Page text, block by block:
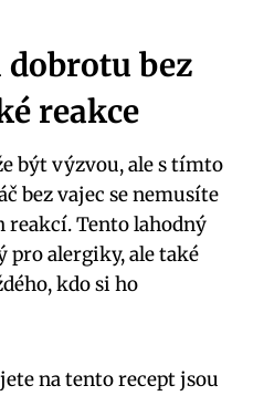
bez
reakce
být výzvou, ale s tímto
bez vajec se nemusíte
reakcí. Tento lahodný
pro alergiky, ale také
kdo si ho
na tento recept jsou